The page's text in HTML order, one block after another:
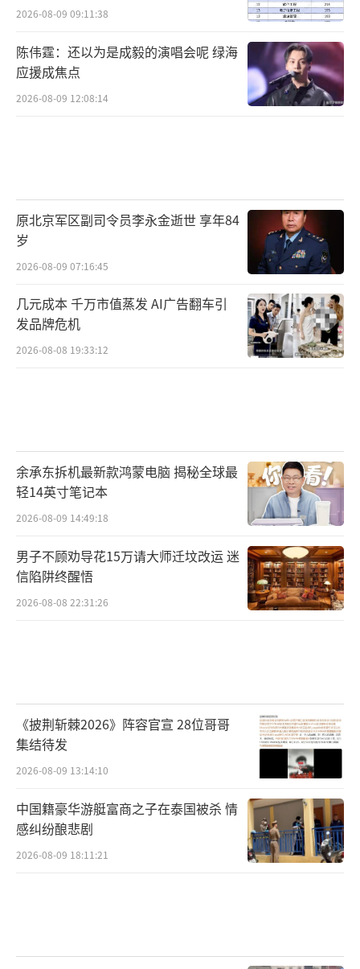
2026-08-09 09:11:38
陈伟霆：还以为是成毅的演唱会呢 绿海
应援成焦点
2026-08-09 12:08:14
原北京军区副司令员李永金逝世 享年84
岁
2026-08-09 07:16:45
几元成本 千万市值蒸发 AI广告翻车引
发品牌危机
2026-08-08 19:33:12
余承东拆机最新款鸿蒙电脑 揭秘全球最
轻14英寸笔记本
2026-08-09 14:49:18
男子不顾劝导花15万请大师迁坟改运 迷
信陷阱终醒悟
2026-08-08 22:31:26
《披荆斩棘2026》阵容官宣 28位哥哥
集结待发
2026-08-09 13:14:10
中国籍豪华游艇富商之子在泰国被杀 情
感纠纷酿悲剧
2026-08-09 18:11:21